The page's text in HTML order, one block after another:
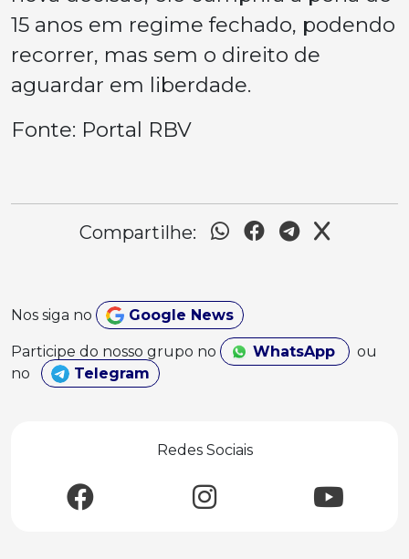
15 anos em regime fechado, podendo
recorrer, mas sem o direito de
aguardar em liberdade.
Fonte: Portal RBV
Compartilhe:
Nos siga no Google News
Participe do nosso grupo no WhatsApp
ou
no
Telegram
Redes Sociais